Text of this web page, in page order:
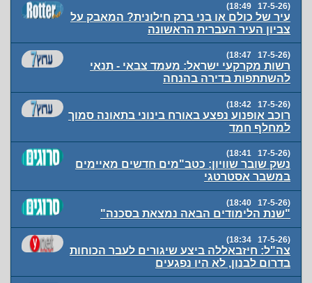
(17-5-26 18:49)
עיר של כולם או בני ברק חילונית? המאבק על
צביון העיר העברית הראשונה
(17-5-26 18:47)
רשות מקרקעי ישראל: מעמד צבאי - תנאי
להשתתפות בדירה בהנחה
(17-5-26 18:42)
רוכב אופנוע נפצע באורח בינוני בתאונה סמוך
למחלף חמד
(17-5-26 18:41)
נשק שובר שוויון: כטב"מים חדשים מאיימים
במשבר אסטרטגי
(17-5-26 18:40)
"שנת הלימודים הבאה נמצאת בסכנה"
(17-5-26 18:34)
צה"ל: חיזבאללה ביצע שיגורים לעבר הכוחות
בדרום לבנון, לא היו נפגעים